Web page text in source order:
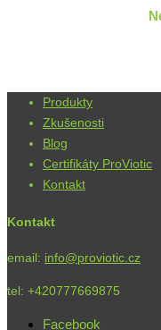
Produkty
Zkušenosti
Blog
Certifikáty ProViotic
Kontakt
Kontakt
email: info@proviotic.cz
tel: +420777669875
Facebook